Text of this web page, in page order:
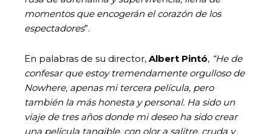
momentos que encogerán el corazón de los
espectadores”.
En palabras de su director, Albert Pintó, “He de
confesar que estoy tremendamente orgulloso de
Nowhere, apenas mi tercera película, pero
también la más honesta y personal. Ha sido un
viaje de tres años donde mi deseo ha sido crear
una película tangible, con olor a salitre, cruda y